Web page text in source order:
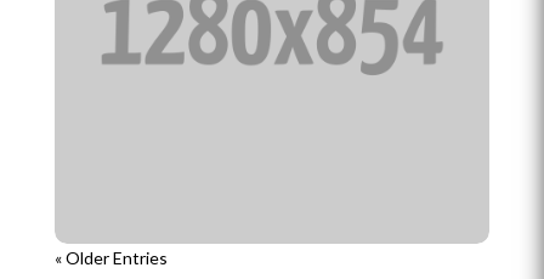
« Older Entries